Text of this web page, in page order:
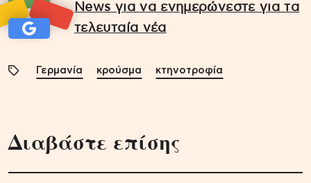
News για να ενημερώνεστε για τα
τελευταία νέα
Γερμανία κρούσμα κτηνοτροφία
Διαβάστε επίσης